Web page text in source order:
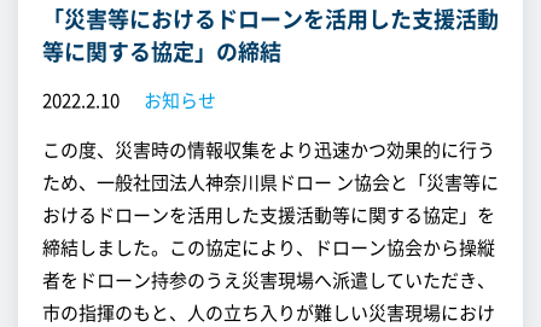
「災害等におけるドローンを活用した支援活動
等に関する協定」の締結
2022.2.10
お知らせ
この度、災害時の情報収集をより迅速かつ効果的に行う
ため、一般社団法人神奈川県ドロー ン協会と「災害等に
おけるドローンを活用した支援活動等に関する協定」を
締結しました。この協定により、ドローン協会から操縦
者をドローン持参のうえ災害現場へ派遣していただき、
市の指揮のもと、人の立ち入りが難しい災害現場におけ